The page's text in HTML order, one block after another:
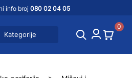
info broj 080 02 04 05
Kategorije
0